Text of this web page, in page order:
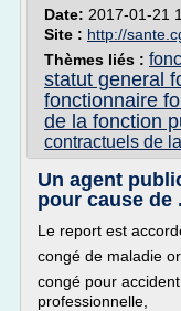
Date: 2017-01-21
Site : http://
Thèmes liés :
statut general
fonctionnaire
de la fonction
contractuels de
Un agent
pour cause de
Le report est
congé de maladie
congé pour
professionnelle,